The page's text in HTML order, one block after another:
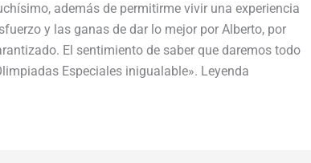
además de permitirme vivir una experiencia
y las ganas de dar lo mejor por Alberto, por
El sentimiento de saber que daremos todo
Especiales inigualable». Leyenda